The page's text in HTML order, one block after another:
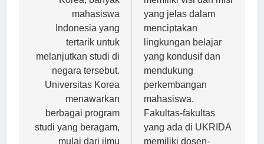
Korea, banyak
mahasiswa
Indonesia yang
tertarik untuk
melanjutkan studi di
negara tersebut.
Universitas Korea
menawarkan
berbagai program
studi yang beragam,
memiliki visi dan misi
yang jelas dalam
menciptakan
lingkungan belajar
yang kondusif dan
mendukung
perkembangan
mahasiswa.
Fakultas-fakultas
yang ada di UKRIDA